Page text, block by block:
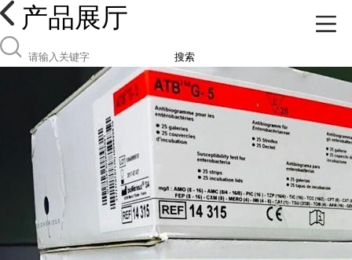
产品展厅
搜索